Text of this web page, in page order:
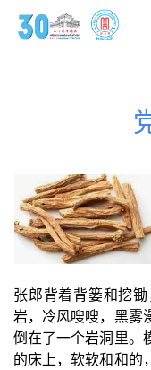
张郎背着背篓和挖
岩，冷风嗖嗖，黑雾
倒在了一个岩洞里。
的床上，软软和和的